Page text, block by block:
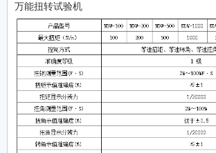
万能扭转试验机